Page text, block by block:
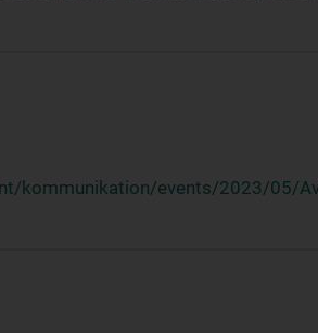
kommunikation/events/2023/05/